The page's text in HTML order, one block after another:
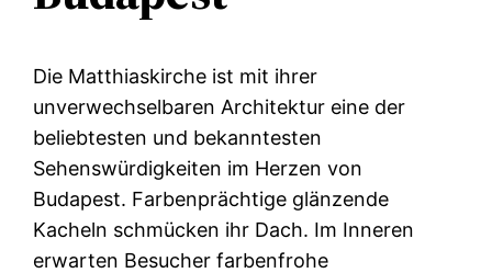
Die Matthiaskirche ist mit ihrer
unverwechselbaren Architektur eine der
beliebtesten und bekanntesten
Sehenswürdigkeiten im Herzen von
Budapest. Farbenprächtige glänzende
Kacheln schmücken ihr Dach. Im Inneren
erwarten Besucher farbenfrohe